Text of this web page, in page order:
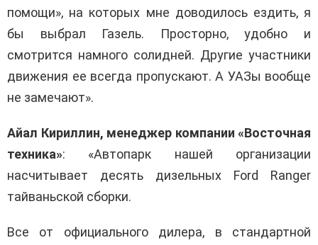
помощи», на которых мне доводилось ездить, я
бы выбрал Газель. Просторно, удобно и
смотрится намного солидней. Другие участники
движения ее всегда пропускают. А УАЗы вообще
не замечают».
Айал Кириллин, менеджер компании «Восточная
техника»: «Автопарк нашей организации
насчитывает десять дизельных Ford Ranger
тайваньской сборки.
Все от официального дилера, в стандартной